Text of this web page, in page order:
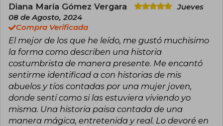
Crisis Inside (Alemania, 2016), Ganar es perder
un poco (Tragaluz / Caín Press, 2019) y Cuerpos
(Seix Barral, 2019). Es fundadora de Atarraya
Editores.
Diana María Gómez Vergara
Jueves
08 de Agosto, 2024
Compra Verificada
El mejor de los que he leído, me gustó muchisimo
la forma como describen una historia
costumbrista de manera presente. Me encantó
sentirme identificad a con historias de mis
abuelos y tíos contadas por una mujer joven,
donde sentí como si las estuviera viviendo yo
misma. Una historia paisa contada de una
manera mágica, entretenida y real. Lo devoré en